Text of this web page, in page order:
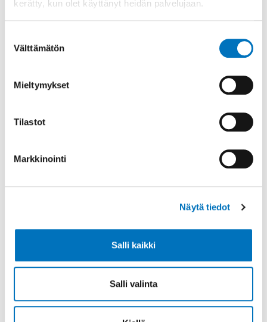
kerätty, kun olet käyttänyt heidän palvelujaan.
valinta
Välttämätön
Mieltymykset
Tilastot
Markkinointi
Näytä tiedot
Salli kaikki
Salli valinta
asiakasmaksut
Tässä webinaarissa kerrotaan
mahdollisuuksista anoa maksujen
Inv...
01.07.2021